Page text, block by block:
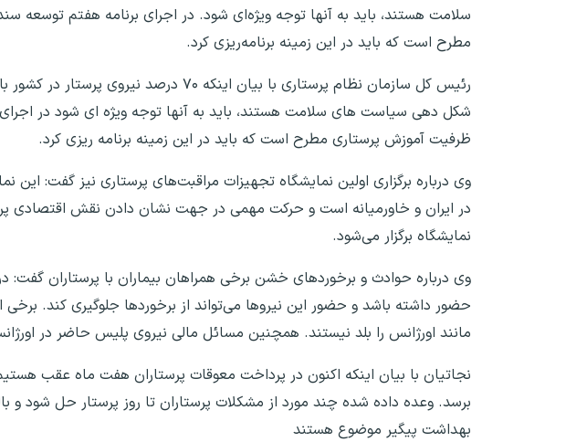
سلامت هستند، باید به آنها توجه ویژه‌ای شود. در اجرای برنامه هفتم
مطرح است که باید در این زمینه برنامه‌ریزی کرد.
رئیس کل سازمان نظام پرستاری با بیان
شکل دهی سیاست های سلامت هستند، باید به آنها توجه ویژه ای شود در
ظرفیت آموزش پرستاری مطرح است که باید در این زمینه برنامه ریزی کرد.
وی درباره برگزاری اولین نمایشگاه تجهیزات مراقبت‌های پرستاری نیز گفت:
در ایران و خاورمیانه است و حرکت مهمی در جهت نشان دادن نقش اقتصادی
نمایشگاه برگزار می‌شود.
وی درباره حوادث و برخوردهای خشن برخی همراهان بیماران با پرستاران
حضور داشته باشد و حضور این نیروها می‌تواند از برخوردها جلوگیری کند. برخی
مانند اورژانس را بلد نیستند. همچنین مسائل مالی نیروی پلیس حاضر در
بهداشت پیگیر موضوع هستند